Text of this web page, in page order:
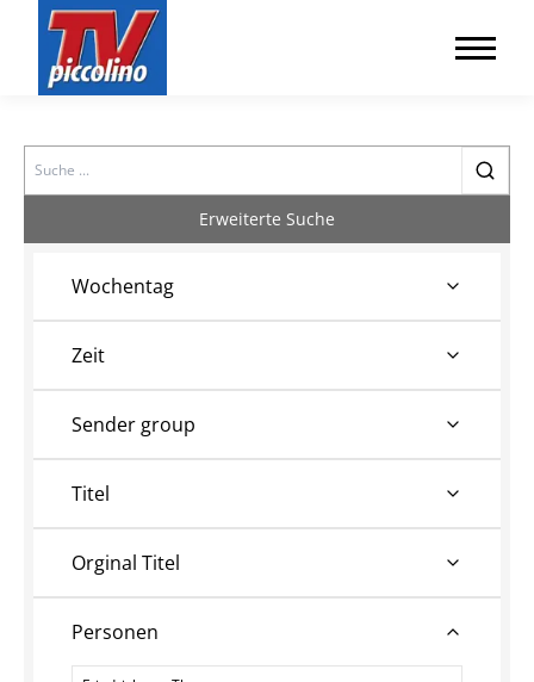
Search
Erweiterte Suche
Wochentag
Zeit
Sender group
Titel
Orginal Titel
Personen
Personen